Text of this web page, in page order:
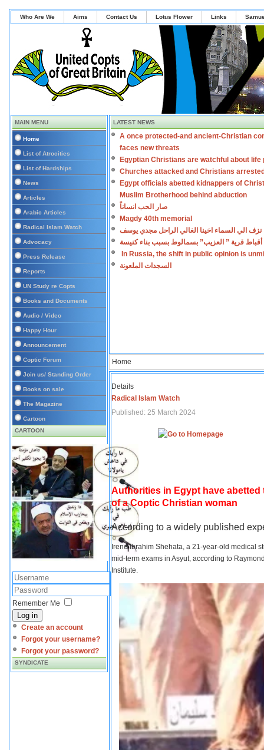
Who Are We Aims Contact Us Lotus Flower Links
MAIN MENU
Home
List of Atrocities
List of Hardships
News
Articles
Arabic Articles
Radical Islam Watch
Advocacy
Press Release
Reports
UN Study re Copts
Books and Documents
Audio / Video
Happy Hour
Announcement
Coptic Forum
Join us/ Standing Order
Books on sale
The Magazine
Cartoon
CARTOON
Remember Me
Log in
Create an account
Forgot your username?
Forgot your password?
SYNDICATE
LATEST NEWS
A once protected-and ancient-Christian
faces new threats
Egyptian Christians are watchful about life
Churches attacked and Christians
Egypt officials abetted kidnappers of
Muslim Brotherhood behind abduction
صار الحب انساناً
Magdy 40th memorial
نزف الي السماء اخينا الغالي الراحل مجدي يوسف
أقباط قرية ” العزيب” بسمالوط بسبب بناء كنيسة
In Russia, the shift in public opinion is
السجدات الملعونة
Home
Details
Radical Islam Watch
Published: 25 March 2024
Authorities in Egypt have
of a Coptic Christian woman
According to a widely published
Irene Ibrahim Shehata, a 21-year-old medical
mid-term exams in Asyut, according to
Institute.